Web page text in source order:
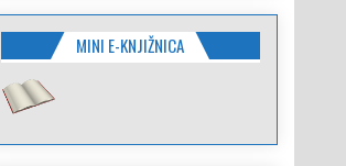
MINI E-KNJIŽNICA